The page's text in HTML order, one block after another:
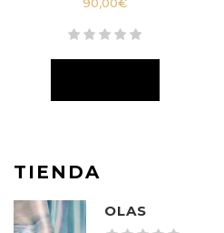
90,00€
TIENDA
OLAS